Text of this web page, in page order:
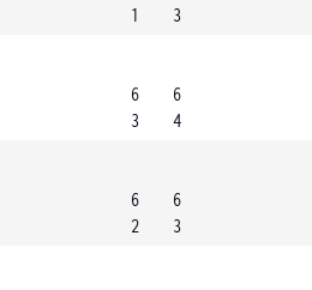
1
3
6
3
6
4
6
2
6
3